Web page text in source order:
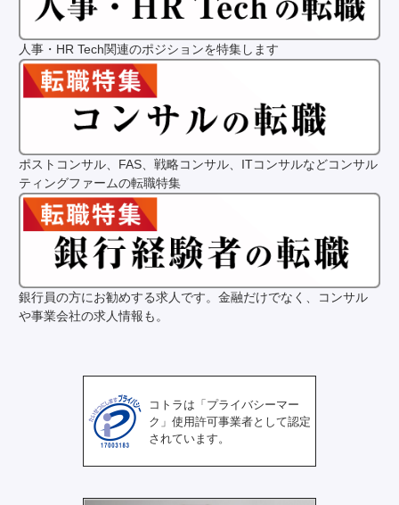
人事・HR Tech関連のポジションを特集します
ポストコンサル、FAS、戦略コンサル、ITコンサルなどコンサル
ティングファームの転職特集
銀行員の方にお勧めする求人です。金融だけでなく、コンサル
や事業会社の求人情報も。
コトラは「プライバシーマー
ク」使用許可事業者として認定
されています。